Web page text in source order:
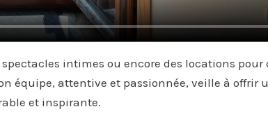
intimes ou encore des locations pour
équipe, attentive et passionnée, veille à offrir
et inspirante.